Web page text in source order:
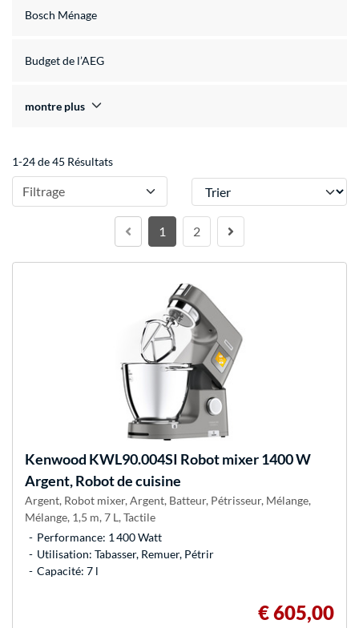
Bosch Ménage
Budget de l’AEG
montre plus
1-24 de 45 Résultats
Filtrage Trier
1 2
Kenwood KWL90.004SI Robot mixer 1400 W
Argent, Robot de cuisine
Argent, Robot mixer, Argent, Batteur, Pétrisseur, Mélange,
Mélange, 1,5 m, 7 L, Tactile
Performance: 1 400 Watt
Utilisation: Tabasser, Remuer, Pétrir
Capacité: 7 l
€ 605,00